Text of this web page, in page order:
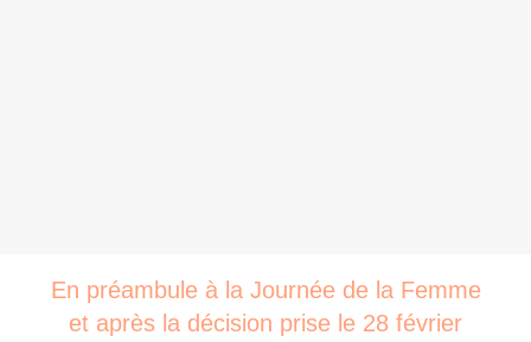
En préambule à la Journée de la Femme
et après la décision prise le 28 février